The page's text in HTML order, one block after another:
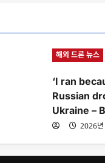
해외 드론 뉴스
‘I ran
Russian
Ukraine –
2026